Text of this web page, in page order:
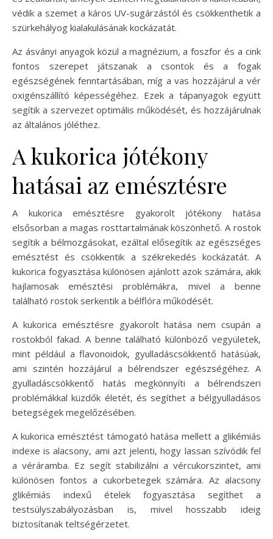
védik a szemet a káros UV-sugárzástól és csökkenthetik a
szürkehályog kialakulásának kockázatát.
Az ásványi anyagok közül a magnézium, a foszfor és a cink
fontos szerepet játszanak a csontok és a fogak
egészségének fenntartásában, míg a vas hozzájárul a vér
oxigénszállító képességéhez. Ezek a tápanyagok együtt
segítik a szervezet optimális működését, és hozzájárulnak
az általános jóléthez.
A kukorica jótékony
hatásai az emésztésre
A kukorica emésztésre gyakorolt jótékony hatása
elsősorban a magas rosttartalmának köszönhető. A rostok
segítik a bélmozgásokat, ezáltal elősegítik az egészséges
emésztést és csökkentik a székrekedés kockázatát. A
kukorica fogyasztása különösen ajánlott azok számára, akik
hajlamosak emésztési problémákra, mivel a benne
található rostok serkentik a bélflóra működését.
A kukorica emésztésre gyakorolt hatása nem csupán a
rostokból fakad. A benne található különböző vegyületek,
mint például a flavonoidok, gyulladáscsökkentő hatásúak,
ami szintén hozzájárul a bélrendszer egészségéhez. A
gyulladáscsökkentő hatás megkönnyíti a bélrendszeri
problémákkal küzdők életét, és segíthet a bélgyulladásos
betegségek megelőzésében.
A kukorica emésztést támogató hatása mellett a glikémiás
indexe is alacsony, ami azt jelenti, hogy lassan szívódik fel
a véráramba. Ez segít stabilizálni a vércukorszintet, ami
különösen fontos a cukorbetegek számára. Az alacsony
glikémiás indexű ételek fogyasztása segíthet a
testsúlyszabályozásban is, mivel hosszabb ideig
biztosítanak teltségérzetet.